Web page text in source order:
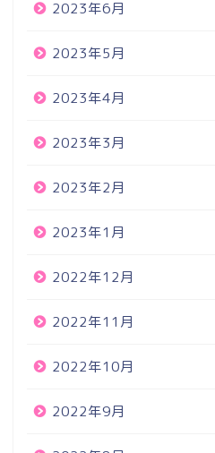
2023年6月
2023年5月
2023年4月
2023年3月
2023年2月
2023年1月
2022年12月
2022年11月
2022年10月
2022年9月